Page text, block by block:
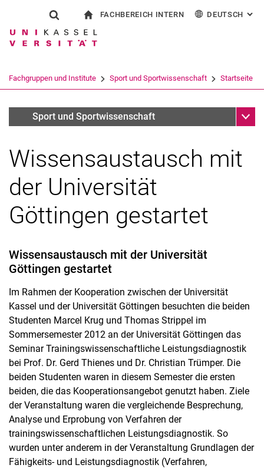
Springe direkt zu: Inhalt
Springe direkt zu: Suche
Springe direkt zu:
Suchformular
Suchbegriff
Suchen (öffnet externen Link in einem
FACHBEREICH INTERN DEUTSCH :
Fachgruppen und Institute Sport und Sportwissenschaft Startseite
Archiv (deaktiviert)
Sport und Sportwissenschaft
Wissensaustausch mit
der Universität
Göttingen gestartet
Wissensaustausch mit der Universität
Göttingen gestartet
Im Rahmen der Kooperation zwischen der Universität
Kassel und der Universität Göttingen besuchten die beiden
Studenten Marcel Krug und Thomas Strippel im
Sommersemester 2012 an der Universität Göttingen das
Seminar Trainingswissenschaftliche Leistungsdiagnostik
bei Prof. Dr. Gerd Thienes und Dr. Christian Trümper. Die
beiden Studenten waren in diesem Semester die ersten
beiden, die das Kooperationsangebot genutzt haben. Ziele
der Veranstaltung waren die vergleichende Besprechung,
Analyse und Erprobung von Verfahren der
trainingswissenschaftlichen Leistungsdiagnostik. So
wurden unter anderem in der Veranstaltung Grundlagen der
Fähigkeits- und Leistungsdiagnostik (Verfahren,